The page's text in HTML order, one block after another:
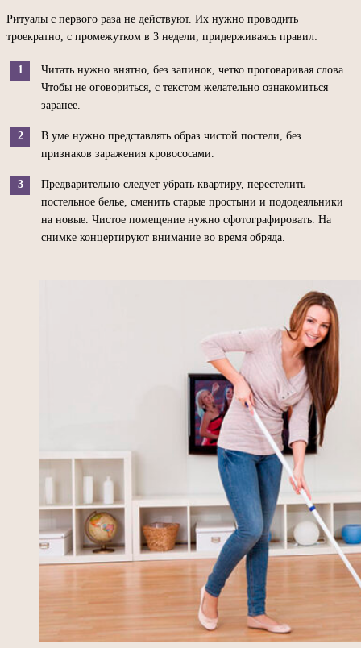
Ритуалы с первого раза не действуют. Их нужно проводить
троекратно, с промежутком в 3 недели, придерживаясь правил:
Читать нужно внятно, без запинок, четко проговаривая слова.
Чтобы не оговориться, с текстом желательно ознакомиться
заранее.
В уме нужно представлять образ чистой постели, без
признаков заражения кровососами.
Предварительно следует убрать квартиру, перестелить
постельное белье, сменить старые простыни и пододеяльники
на новые. Чистое помещение нужно сфотографировать. На
снимке концертируют внимание во время обряда.